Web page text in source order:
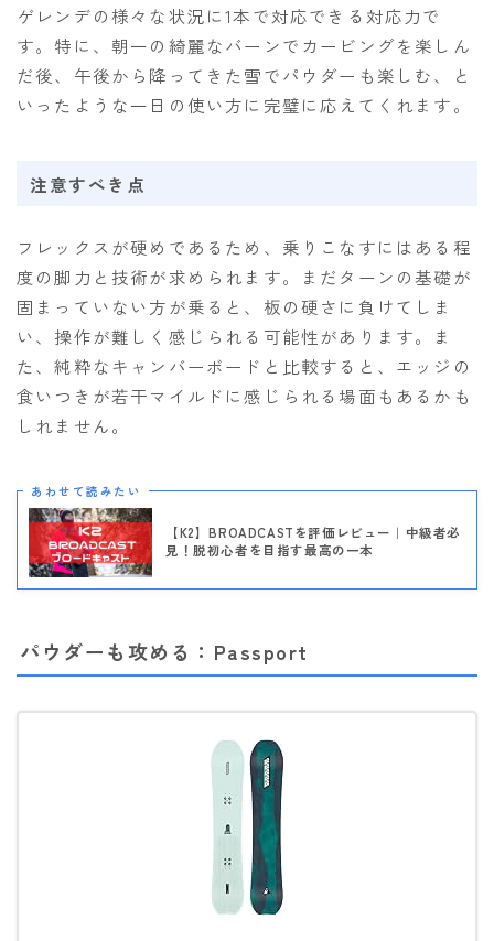
ゲレンデの様々な状況に1本で対応できる対応力で
す。特に、朝一の綺麗なバーンでカービングを楽しん
だ後、午後から降ってきた雪でパウダーも楽しむ、と
いったような一日の使い方に完璧に応えてくれます。
注意すべき点
フレックスが硬めであるため、乗りこなすにはある程
度の脚力と技術が求められます。まだターンの基礎が
固まっていない方が乗ると、板の硬さに負けてしま
い、操作が難しく感じられる可能性があります。ま
た、純粋なキャンバーボードと比較すると、エッジの
食いつきが若干マイルドに感じられる場面もあるかも
しれません。
あわせて読みたい
【K2】BROADCASTを評価レビュー｜中級者必
見！脱初心者を目指す最高の一本
パウダーも攻める：Passport